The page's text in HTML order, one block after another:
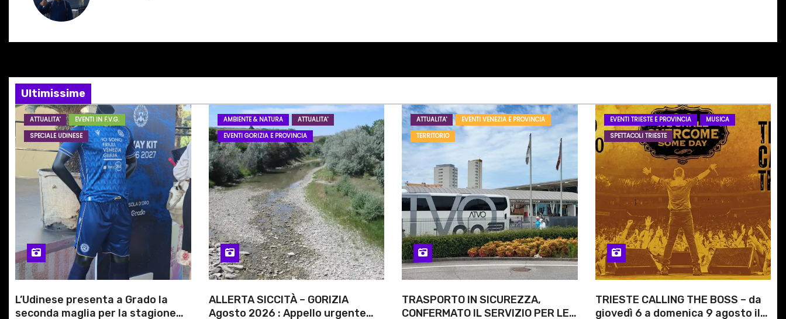
s
…
a
z
i
o
n
e
a
t
i
c
Ultimissime
ATTUALITA'
EVENTI IN F.V.G.
SPECIALE UDINESE
L’Udinese presenta a Grado la
seconda maglia per la stagione
AMBIENTE & NATURA
ATTUALITA'
EVENTI GORIZIA E PROVINCIA
ALLERTA SICCITÀ – GORIZIA
Agosto 2026 : Appello urgente
ATTUALITA'
EVENTI VENEZIA E PROVINCIA
TERRITORIO
TRASPORTO IN SICUREZZA,
CONFERMATO IL SERVIZIO PER LE
EVENTI TRIESTE E PROVINCIA
MUSICA
SPETTACOLI TRIESTE
TRIESTE CALLING THE BOSS – da
giovedì 6 a domenica 9 agosto il